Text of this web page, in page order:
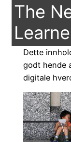
The
Dette
godt hende
digitale